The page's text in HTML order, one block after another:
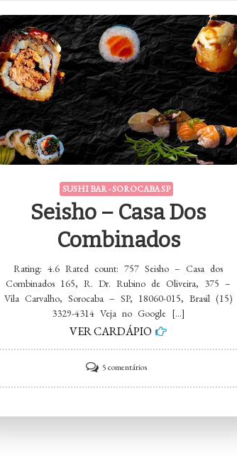
SUSHI BAR - SOROCABA SP
Seisho – Casa Dos
Combinados
Rating: 4.6 Rated count: 757 Seisho – Casa dos
Combinados 165, R. Dr. Rubino de Oliveira, 375 –
Vila Carvalho, Sorocaba – SP, 18060-015, Brasil (15)
3329-4314 Veja no Google […]
VER CARDÁPIO
5 comentáriosem
Seisho